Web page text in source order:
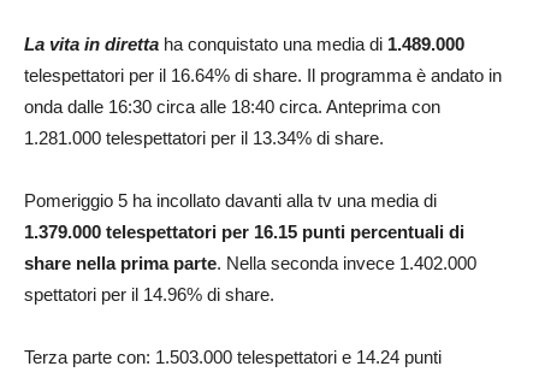
La vita in diretta ha conquistato una media di 1.489.000
telespettatori per il 16.64% di share. Il programma è andato in
onda dalle 16:30 circa alle 18:40 circa. Anteprima con
1.281.000 telespettatori per il 13.34% di share.
Pomeriggio 5 ha incollato davanti alla tv una media di
1.379.000 telespettatori per 16.15 punti percentuali di
share nella prima parte. Nella seconda invece 1.402.000
spettatori per il 14.96% di share.
Terza parte con: 1.503.000 telespettatori e 14.24 punti